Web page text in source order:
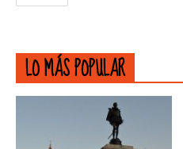
LO MÁS POPULAR